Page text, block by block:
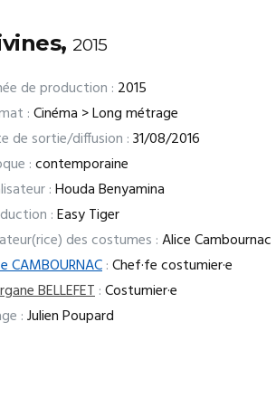
2015
de production : 2015
:Cinéma > Long métrage
de sortie/diffusion :31/08/2016
:contemporaine
:Houda Benyamina
:Easy Tiger
des costumes :Alice Cambournac
CAMBOURNAC:Chef·fe costumier·e
BELLEFET:Costumier·e
:Julien Poupard